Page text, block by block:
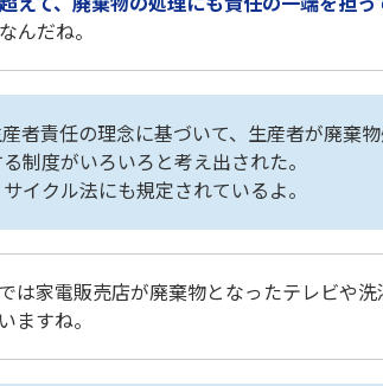
んだね。
者責任の理念に基づいて、生産者が廃棄
制度がいろいろと考え出された。
イクル法にも規定されているよ。
は家電販売店が廃棄物となったテレビや
ますね。